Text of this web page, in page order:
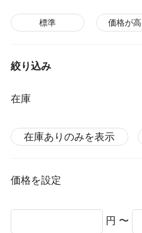
標準 価格が
絞り込み
在庫
在庫ありのみを表示
価格を設定
円 〜